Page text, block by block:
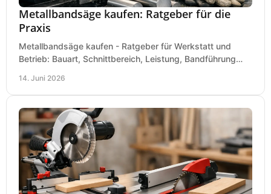
Metallbandsäge kaufen: Ratgeber für die
Praxis
Metallbandsäge kaufen - Ratgeber für Werkstatt und
Betrieb: Bauart, Schnittbereich, Leistung, Bandführung
14. Juni 2026